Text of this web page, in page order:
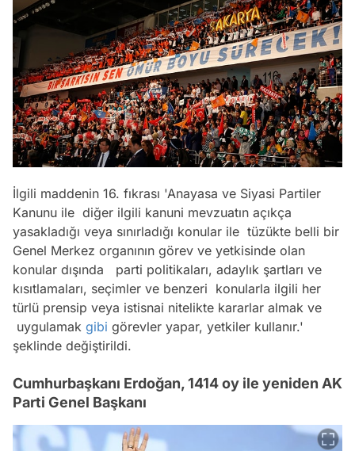
İlgili maddenin 16. fıkrası 'Anayasa ve Siyasi Partiler
Kanunu ile diğer ilgili kanuni mevzuatın açıkça
yasakladığı veya sınırladığı konular ile tüzükte belli bir
Genel Merkez organının görev ve yetkisinde olan
konular dışında parti politikaları, adaylık şartları ve
kısıtlamaları, seçimler ve benzeri konularla ilgili her
türlü prensip veya istisnai nitelikte kararlar almak ve
uygulamak gibi görevler yapar, yetkiler kullanır.'
şeklinde değiştirildi.
Cumhurbaşkanı Erdoğan, 1414 oy ile yeniden AK
Parti Genel Başkanı